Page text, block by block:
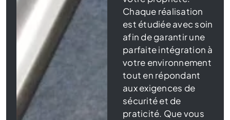
Chaque réalisation
est étudiée avec soin
afin de garantir une
parfaite intégration à
votre environnement
tout en répondant
aux exigences de
sécurité et de
praticité. Que vous